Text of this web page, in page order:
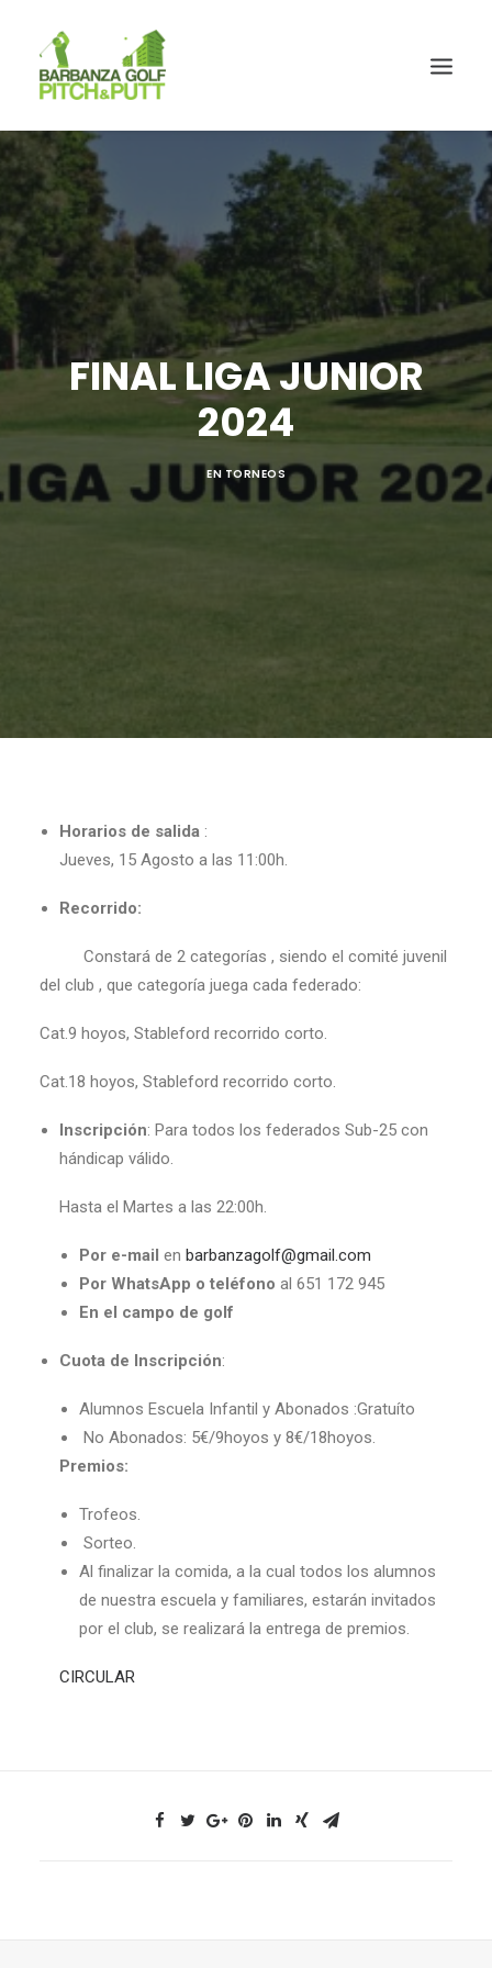
FINAL LIGA JUNIOR
2024
EN TORNEOS
Horarios de salida :
Jueves, 15 Agosto a las 11:00h.
Recorrido:
Constará de 2 categorías , siendo el comité juvenil
del club , que categoría juega cada federado:
Cat.9 hoyos, Stableford recorrido corto.
Cat.18 hoyos, Stableford recorrido corto.
Inscripción: Para todos los federados Sub-25 con
hándicap válido.
Hasta el Martes a las 22:00h.
Por e-mail en barbanzagolf@gmail.com
Por WhatsApp o teléfono al 651 172 945
En el campo de golf
Cuota de Inscripción:
Alumnos Escuela Infantil y Abonados :Gratuíto
No Abonados: 5€/9hoyos y 8€/18hoyos.
Premios:
Trofeos.
Sorteo.
Al finalizar la comida, a la cual todos los alumnos
de nuestra escuela y familiares, estarán invitados
por el club, se realizará la entrega de premios.
CIRCULAR